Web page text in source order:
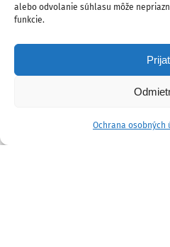
alebo odvolanie súhlasu môže
funkcie.
Ochrana osobných